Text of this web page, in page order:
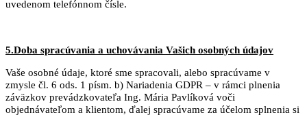
uvedenom telefónnom čísle.
5.Doba spracúvania a uchovávania Vašich osobných údajov
Vaše osobné údaje, ktoré sme spracovali, alebo spracúvame v
zmysle čl. 6 ods. 1 písm. b) Nariadenia GDPR – v rámci plnenia
záväzkov prevádzkovateľa Ing. Mária Pavlíková voči
objednávateľom a klientom, ďalej spracúvame za účelom splnenia si